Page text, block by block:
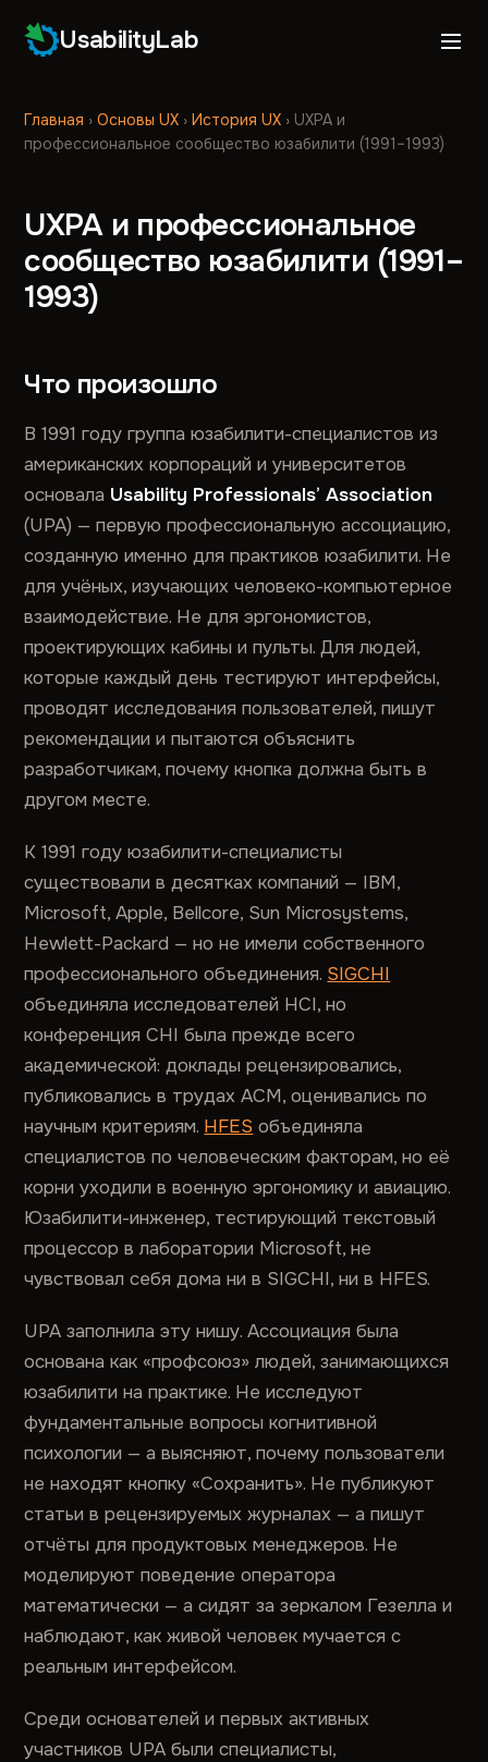
UsabilityLab
Главная ›Основы UX ›История UX › UXPA и
профессиональное сообщество юзабилити (1991–1993)
UXPA и профессиональное
сообщество юзабилити (1991–
1993)
Что произошло
В 1991 году группа юзабилити-специалистов из
американских корпораций и университетов
основала Usability Professionals’ Association
(UPA) — первую профессиональную ассоциацию,
созданную именно для практиков юзабилити. Не
для учёных, изучающих человеко-компьютерное
взаимодействие. Не для эргономистов,
проектирующих кабины и пульты. Для людей,
которые каждый день тестируют интерфейсы,
проводят исследования пользователей, пишут
рекомендации и пытаются объяснить
разработчикам, почему кнопка должна быть в
другом месте.
К 1991 году юзабилити-специалисты
существовали в десятках компаний — IBM,
Microsoft, Apple, Bellcore, Sun Microsystems,
Hewlett-Packard — но не имели собственного
профессионального объединения. SIGCHI
объединяла исследователей HCI, но
конференция CHI была прежде всего
академической: доклады рецензировались,
публиковались в трудах ACM, оценивались по
научным критериям. HFES объединяла
специалистов по человеческим факторам, но её
корни уходили в военную эргономику и авиацию.
Юзабилити-инженер, тестирующий текстовый
процессор в лаборатории Microsoft, не
чувствовал себя дома ни в SIGCHI, ни в HFES.
UPA заполнила эту нишу. Ассоциация была
основана как «профсоюз» людей, занимающихся
юзабилити на практике. Не исследуют
фундаментальные вопросы когнитивной
психологии — а выясняют, почему пользователи
не находят кнопку «Сохранить». Не публикуют
статьи в рецензируемых журналах — а пишут
отчёты для продуктовых менеджеров. Не
моделируют поведение оператора
математически — а сидят за зеркалом Гезелла и
наблюдают, как живой человек мучается с
реальным интерфейсом.
Среди основателей и первых активных
участников UPA были специалисты,